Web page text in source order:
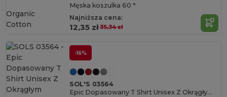
Męska koszulka 60 °
Najniższa cena:
12,35 zł35,34 zł
Organic
Cotton
-16%
SOL'S 03564
Epic Dopasowany T Shirt Unisex Z Okrągłym Dekoltem